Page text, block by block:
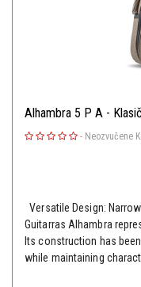
Alhambra 5 P A -
- Neozvučene
Versatile Design:
Guitarras Alhambra
Its construction has
while maintaining